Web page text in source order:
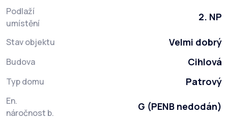
Podlaží
umístění
2. NP
Stav objektu Velmi dobrý
Budova Cihlová
Typ domu Patrový
En.
náročnost b.
G (PENB nedodán)